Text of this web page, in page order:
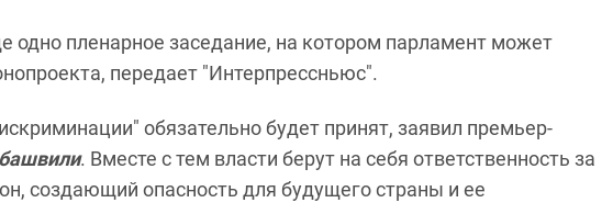
одно пленарное заседание, на котором парламент может
передает "Интерпрессньюс".
обязательно будет принят, заявил премьер-
. Вместе с тем власти берут на себя ответственность за
создающий опасность для будущего страны и ее